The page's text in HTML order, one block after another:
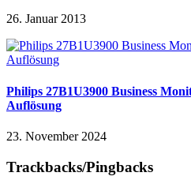
26. Januar 2013
Philips 27B1U3900 Business
Auflösung
23. November 2024
Trackbacks/Pingbacks